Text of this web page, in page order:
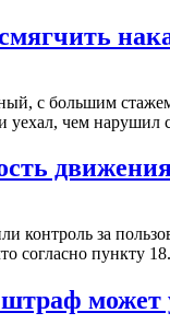
с большим
уехал, чем нарушил
движения
контроль за
согласно пункту
может